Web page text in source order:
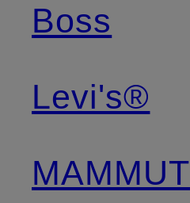
Boss
Levi's®
MAMMUT